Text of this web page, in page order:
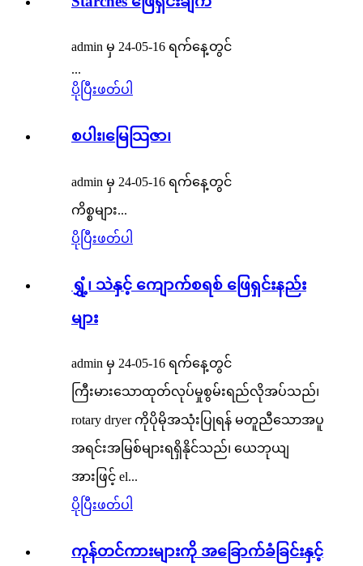
admin မှ 24-05-16 ရက်နေ့တွင်
...
ပိုပြီးဖတ်ပါ
စပါး၊မြေသြဇာ၊
admin မှ 24-05-16 ရက်နေ့တွင်
ကိစ္စများ...
ပိုပြီးဖတ်ပါ
ရွှံ့၊ သဲနှင့် ကျောက်စရစ် ဖြေရှင်းနည်း
များ
admin မှ 24-05-16 ရက်နေ့တွင်
ကြီးမားသောထုတ်လုပ်မှုစွမ်းရည်လိုအပ်သည်၊
rotary dryer ကိုပိုမိုအသုံးပြုရန် မတူညီသောအပူ
အရင်းအမြစ်များရရှိနိုင်သည်၊ ယေဘုယျ
အားဖြင့် el...
ပိုပြီးဖတ်ပါ
ကုန်တင်ကားများကို အခြောက်ခံခြင်းနှင့်